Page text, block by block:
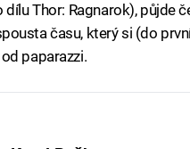
Thor: Ragnarok), půjde
času, který si (do
paparazzi.